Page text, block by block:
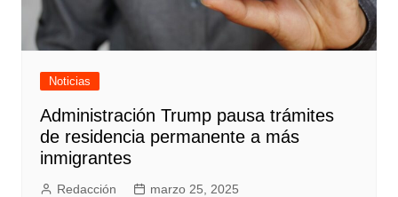
Noticias
Administración Trump pausa trámites
de residencia permanente a más
inmigrantes
Redacción marzo 25, 2025